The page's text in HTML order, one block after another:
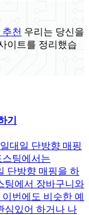
천 우리는 당신을
이트를 정리했습
기
대일 단방향 매핑
팅에서는
단방향 매핑을 하
팅에서 장바구니와
번에도 비슷한 예
심있어 하거나 나